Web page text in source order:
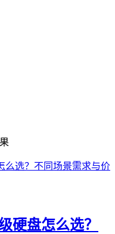
硬盘怎么选？